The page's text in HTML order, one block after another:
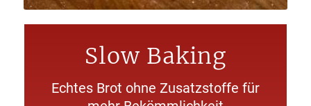
Slow Baking
Echtes Brot ohne Zusatzstoffe für